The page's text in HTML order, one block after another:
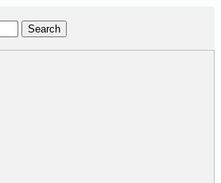
Search